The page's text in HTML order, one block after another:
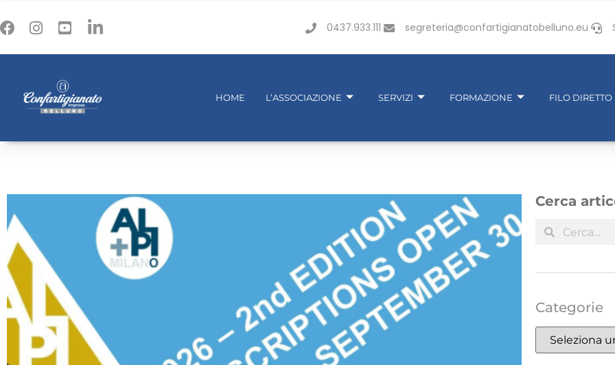
0437.933.111 segreteria@confartigianatobelluno.eu
HOME L’ASSOCIAZIONE SERVIZI FORMAZIONE FILO DIRETTO
Cerca
Categorie